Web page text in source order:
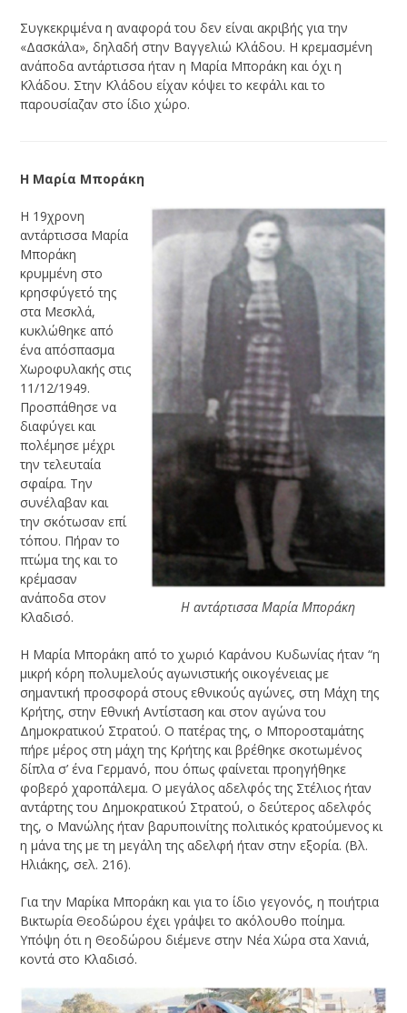
Συγκεκριμένα η αναφορά του δεν είναι ακριβής για την
«Δασκάλα», δηλαδή στην Βαγγελιώ Κλάδου. Η κρεμασμένη
ανάποδα αντάρτισσα ήταν η Μαρία Μποράκη και όχι η
Κλάδου. Στην Κλάδου είχαν κόψει το κεφάλι και το
παρουσίαζαν στο ίδιο χώρο.
Η Μαρία Μποράκη
Η αντάρτισσα Μαρία Μποράκη
Η 19χρονη
αντάρτισσα Μαρία
Μποράκη
κρυμμένη στο
κρησφύγετό της
στα Μεσκλά,
κυκλώθηκε από
ένα απόσπασμα
Χωροφυλακής στις
11/12/1949.
Προσπάθησε να
διαφύγει και
πολέμησε μέχρι
την τελευταία
σφαίρα. Την
συνέλαβαν και
την σκότωσαν επί
τόπου. Πήραν το
πτώμα της και το
κρέμασαν
ανάποδα στον
Κλαδισό.
Η Μαρία Μποράκη από το χωριό Καράνου Κυδωνίας ήταν “η
μικρή κόρη πολυμελούς αγωνιστικής οικογένειας με
σημαντική προσφορά στους εθνικούς αγώνες, στη Μάχη της
Κρήτης, στην Εθνική Αντίσταση και στον αγώνα του
Δημοκρατικού Στρατού. Ο πατέρας της, ο Μποροσταμάτης
πήρε μέρος στη μάχη της Κρήτης και βρέθηκε σκοτωμένος
δίπλα σ’ ένα Γερμανό, που όπως φαίνεται προηγήθηκε
φοβερό χαροπάλεμα. Ο μεγάλος αδελφός της Στέλιος ήταν
αντάρτης του Δημοκρατικού Στρατού, ο δεύτερος αδελφός
της, ο Μανώλης ήταν βαρυποινίτης πολιτικός κρατούμενος κι
η μάνα της με τη μεγάλη της αδελφή ήταν στην εξορία. (Βλ.
Ηλιάκης, σελ. 216).
Για την Μαρίκα Μποράκη και για το ίδιο γεγονός, η ποιήτρια
Βικτωρία Θεοδώρου έχει γράψει το ακόλουθο ποίημα.
Υπόψη ότι η Θεοδώρου διέμενε στην Νέα Χώρα στα Χανιά,
κοντά στο Κλαδισό.